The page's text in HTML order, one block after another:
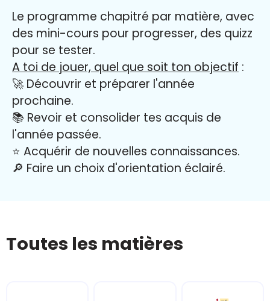
Le programme chapitré par matière, avec
des mini-cours pour progresser, des quizz
pour se tester.
A toi de jouer, quel que soit ton objectif :
🚀 Découvrir et préparer l'année
prochaine.
📚 Revoir et consolider tes acquis de
l'année passée.
⭐️ Acquérir de nouvelles connaissances.
🔎 Faire un choix d'orientation éclairé.
Toutes les matières